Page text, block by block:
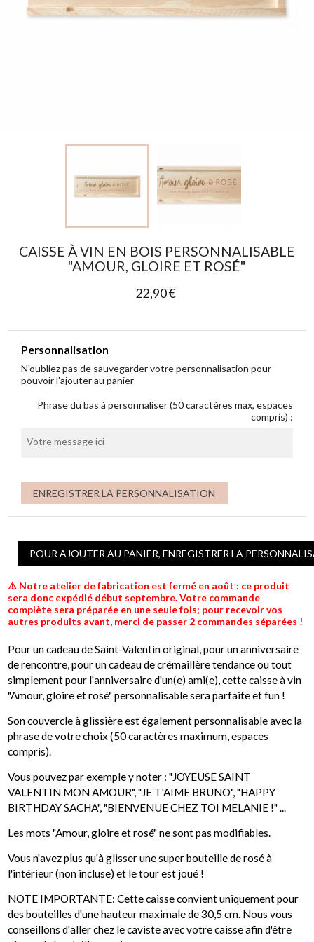
CAISSE À VIN EN BOIS PERSONNALISABLE
"AMOUR, GLOIRE ET ROSÉ"
22,90 €
Personnalisation
N'oubliez pas de sauvegarder votre personnalisation pour
pouvoir l'ajouter au panier
Phrase du bas à personnaliser (50 caractères max, espaces
compris) :
ENREGISTRER LA PERSONNALISATION
POUR AJOUTER AU PANIER, ENREGISTRER LA
⚠️ Notre atelier de fabrication est fermé en août : ce produit
sera donc expédié début septembre. Votre commande
complète sera préparée en une seule fois; pour recevoir vos
autres produits avant, merci de passer 2 commandes séparées !
Pour un cadeau de Saint-Valentin original, pour un anniversaire
de rencontre, pour un cadeau de crémaillère tendance ou tout
simplement pour l'anniversaire d'un(e) ami(e), cette caisse à vin
"Amour, gloire et rosé" personnalisable sera parfaite et fun !
Son couvercle à glissière est également personnalisable avec la
phrase de votre choix (50 caractères maximum, espaces
compris).
Vous pouvez par exemple y noter : "JOYEUSE SAINT
VALENTIN MON AMOUR", "JE T'AIME BRUNO", "HAPPY
BIRTHDAY SACHA", "BIENVENUE CHEZ TOI MELANIE !" ...
Les mots "Amour, gloire et rosé" ne sont pas modifiables.
Vous n'avez plus qu'à glisser une super bouteille de rosé à
l'intérieur (non incluse) et le tour est joué !
NOTE IMPORTANTE: Cette caisse convient uniquement pour
des bouteilles d'une hauteur maximale de 30,5 cm. Nous vous
conseillons d'aller chez le caviste avec votre caisse afin d'être